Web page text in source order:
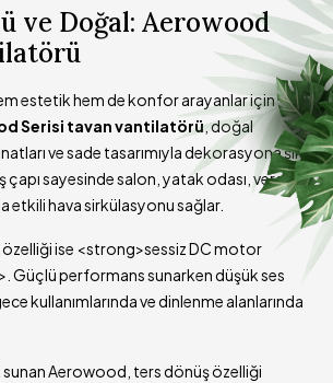
DOĞAL AHŞAP KANATLI SESSİZ TAVAN
Acı Kahve
Doğal Ahşap
Doğal Kahverengi
Uzaktan Kumandalı
38 Watt
6 Kademe
Sağ / Sol
ve Doğal: Aerowood
estetik hem de konfor arayanlar için
Serisi tavan vantilatörü, doğal
ve sade tasarımıyla dekorasyona şıklık
çapı sayesinde salon, yatak odası, veranda
etkili hava sirkülasyonu sağlar.
özelliği ise <strong>sessiz DC motor
Güçlü performans sunarken düşük ses
kullanımlarında ve dinlenme alanlarında
sunan Aerowood, ters dönüş özelliği